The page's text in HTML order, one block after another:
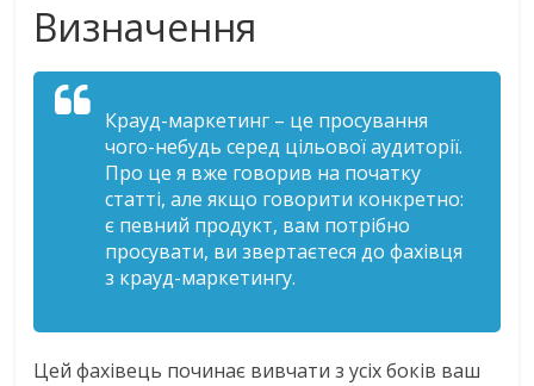
Визначення
Крауд-маркетинг – це просування
чого-небудь серед цільової аудиторії.
Про це я вже говорив на початку
статті, але якщо говорити конкретно:
є певний продукт, вам потрібно
просувати, ви звертаєтеся до фахівця
з крауд-маркетингу.
Цей фахівець починає вивчати з усіх боків ваш